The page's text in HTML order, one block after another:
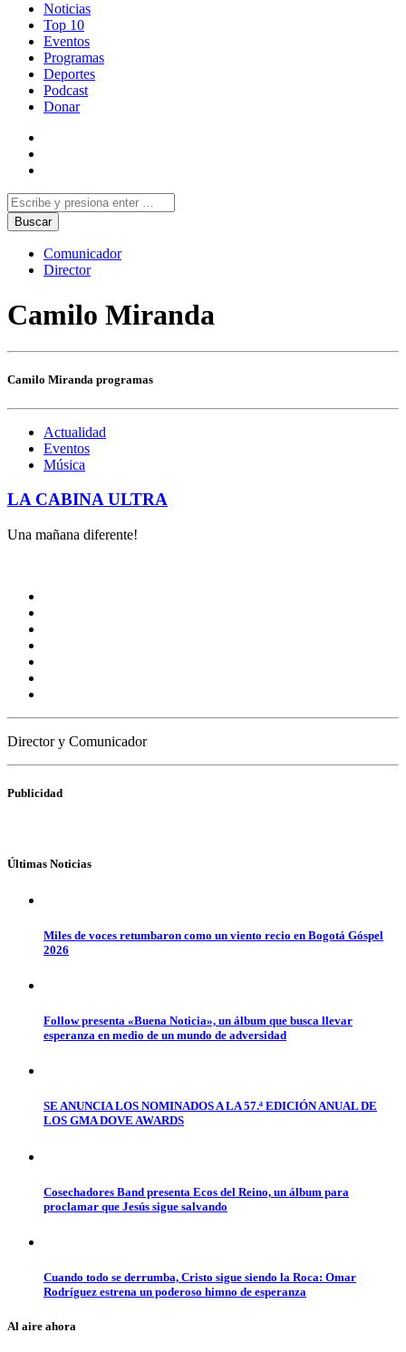
Noticias
Top 10
Eventos
Programas
Deportes
Podcast
Donar
Comunicador
Director
Camilo Miranda
Camilo Miranda programas
Actualidad
Eventos
Música
LA CABINA ULTRA
Una mañana diferente!
Director y Comunicador
Publicidad
Últimas Noticias
Miles de voces retumbaron como un viento recio en Bogotá Góspel
2026
Follow presenta «Buena Noticia», un álbum que busca llevar
esperanza en medio de un mundo de adversidad
SE ANUNCIA LOS NOMINADOS A LA 57.ª EDICIÓN ANUAL DE
LOS GMA DOVE AWARDS
Cosechadores Band presenta Ecos del Reino, un álbum para
proclamar que Jesús sigue salvando
Cuando todo se derrumba, Cristo sigue siendo la Roca: Omar
Rodríguez estrena un poderoso himno de esperanza
Al aire ahora